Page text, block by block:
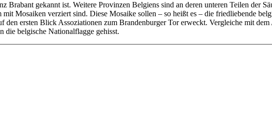
gekannt ist. Weitere Provinzen Belgiens sind an deren unteren Teilen der
Mosaiken verziert sind. Diese Mosaike sollen – so heißt es – die friedliebende
den ersten Blick Assoziationen zum Brandenburger Tor erweckt. Vergleiche mit
die belgische Nationalflagge gehisst.